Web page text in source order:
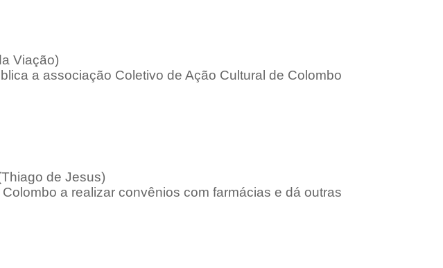
Viação)
a associação Coletivo de Ação Cultural de Colombo
de Jesus)
a realizar convênios com farmácias e dá outras